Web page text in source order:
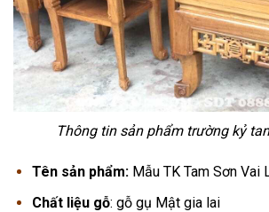
Thông tin sản phẩm trường kỷ
Tên sản phẩm: Mẫu TK Tam Sơn Vai
Chất liệu gỗ: gỗ gụ Mật gia lai